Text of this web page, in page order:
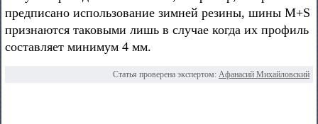
предписано использование зимней резины, шины M+S
признаются таковыми лишь в случае когда их профиль
составляет минимум 4 мм.
Статья проверена экспертом: Афанасий Михайловский